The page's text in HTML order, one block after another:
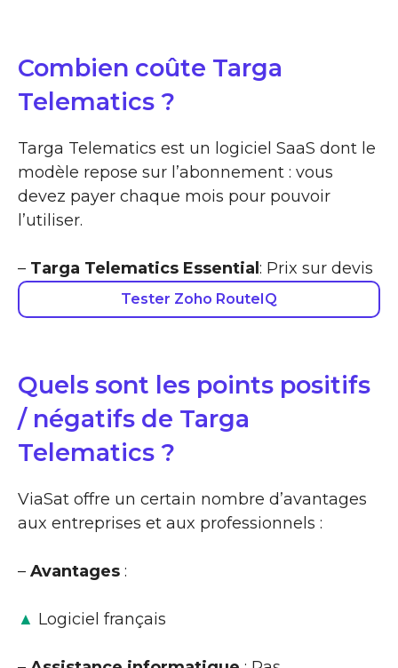
Combien coûte Targa
Telematics ?
Targa Telematics est un logiciel SaaS dont le
modèle repose sur l’abonnement : vous
devez payer chaque mois pour pouvoir
l’utiliser.
– Targa Telematics Essential: Prix sur devis
Tester Zoho RouteIQ
Quels sont les points positifs
/ négatifs de Targa
Telematics ?
ViaSat offre un certain nombre d’avantages
aux entreprises et aux professionnels :
– Avantages :
▲ Logiciel français